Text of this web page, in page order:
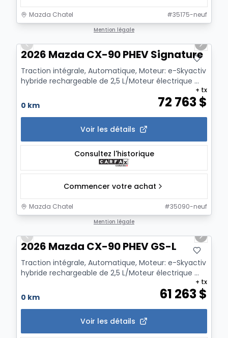
Mazda Chatel #35175-neuf
Mention légale
Previous slide
Next
2026 Mazda CX-90 PHEV Signature
Traction intégrale, Automatique, Moteur: e-Skyactiv
hybride rechargeable de 2,5 L/Moteur électrique ...
0 km 72 763$
+ tx
Voir les détails
Consultez l'historique
Commencer votre achat
Mazda Chatel #35090-neuf
Mention légale
Previous slide
Next
2026 Mazda CX-90 PHEV GS-L
Traction intégrale, Automatique, Moteur: e-Skyactiv
hybride rechargeable de 2,5 L/Moteur électrique ...
0 km 61 263$
+ tx
Voir les détails